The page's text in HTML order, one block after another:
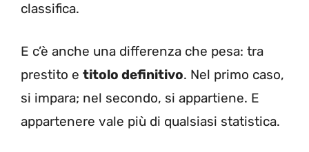
classifica.
E c’è anche una differenza che pesa: tra
prestito e titolo definitivo. Nel primo caso,
si impara; nel secondo, si appartiene. E
appartenere vale più di qualsiasi statistica.